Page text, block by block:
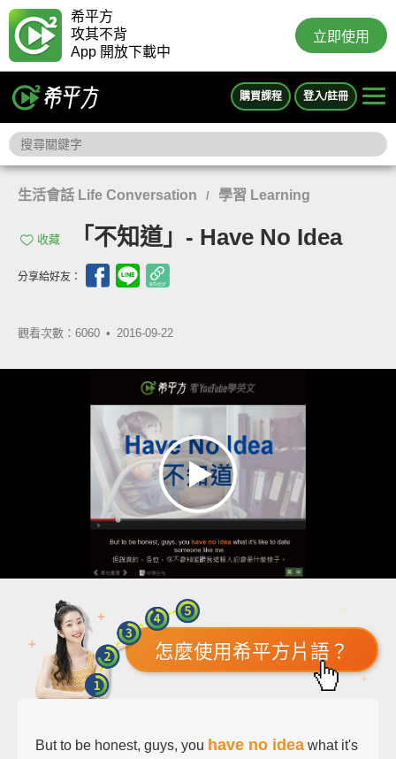
希平方
攻其不背
App 開放下載中
立即使用
購買課程 登入/註冊
生活會話 Life Conversation / 學習 Learning
收藏 「不知道」- Have No Idea
分享給好友：
觀看次數：6060 • 2016-09-22
怎麼使用希平方片語？
But to be honest, guys, you have no idea what it's